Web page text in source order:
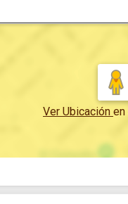
Ver Ubicación en